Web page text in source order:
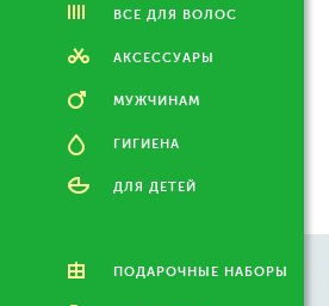
ВСЕ ДЛЯ ВОЛОС
АКСЕССУАРЫ
МУЖЧИНАМ
ГИГИЕНА
ДЛЯ ДЕТЕЙ
ПОДАРОЧНЫЕ НАБОРЫ